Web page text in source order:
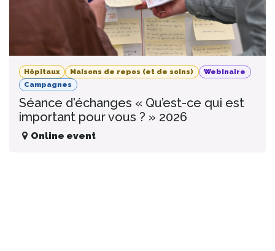
Hôpitaux Maisons de repos (et de soins)
Webinaire
Campagnes
Séance d'échanges « Qu’est-ce qui est
important pour vous ? » 2026
Online event